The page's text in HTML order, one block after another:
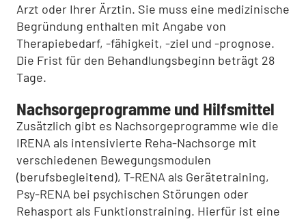
Arzt oder Ihrer Ärztin. Sie muss eine medizinische
Begründung enthalten mit Angabe von
Therapiebedarf, -fähigkeit, -ziel und -prognose.
Die Frist für den Behandlungsbeginn beträgt 28
Tage.
Nachsorgeprogramme und Hilfsmittel
Zusätzlich gibt es Nachsorgeprogramme wie die
IRENA als intensivierte Reha-Nachsorge mit
verschiedenen Bewegungsmodulen
(berufsbegleitend), T-RENA als Gerätetraining,
Psy-RENA bei psychischen Störungen oder
Rehasport als Funktionstraining. Hierfür ist eine